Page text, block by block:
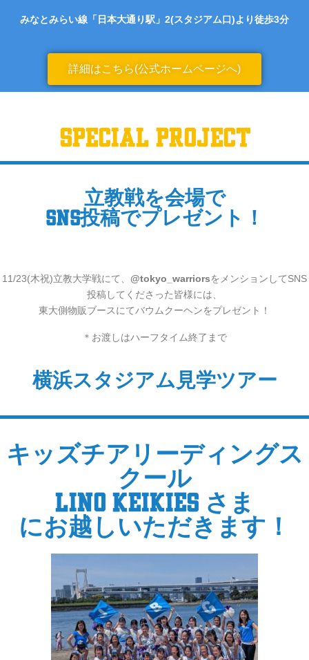
みなとみらい線「日本大通り駅」2(スタジアム口)より徒歩3分
詳細はこちら(公式ホームページへ)
SPECIAL PROJECT
立教戦を会場で
SNS投稿でプレゼント！
11/23(木祝)立教大学戦にて、 @tokyo_warriorsをメンションしてSNS
投稿してくださった皆様には、
東大側物販ブースにてバウムクーヘンをプレゼント！
＊お渡しはハーフタイム終了まで
横浜スタジアム見学ツアー
キッズチアリーディングス
クール
Lino Keikies さま
にお越しいただきます！